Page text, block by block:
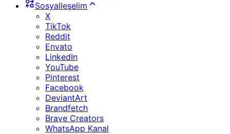
Sosyalleşelim
X
TikTok
Reddit
Envato
LinkedIn
YouTube
Pinterest
Facebook
DeviantArt
Brandfetch
Brave Creators
WhatsApp Kanal